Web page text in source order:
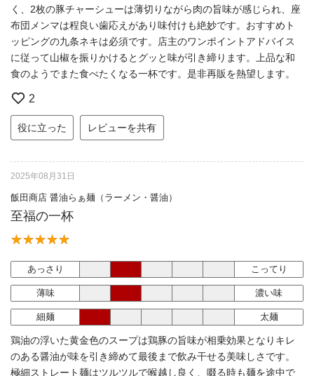
く、2枚の豚チャーシューは薄切りながら肉の旨味が感じられ、座
布団メンマは程良い歯応えがあり味付けも絶妙です。おすすめト
ッピングの九条ネキは必須です。店主のワンポイントアドバイス
に従って山椒を振りかけるとグッと味が引き締ります。上品な和
食のようでまた食べたくなる一杯です。是非再販を熱望します。
2
役に立った レビューを共有
2025年08月31日
飯田商店 醤油らぁ麺（ラーメン・醤油）
至福の一杯
あっさり こってり
薄味 濃い味
細麺 太麺
鶏油の浮いた黄金色のスープは鶏豚の旨味が相乗効果となりキレ
のある醤油が味を引き締めて最後まで飲み干せる美味しさです。
極細ストレート麺はツルツルで喉越し良く、啜る時も麺を途中で